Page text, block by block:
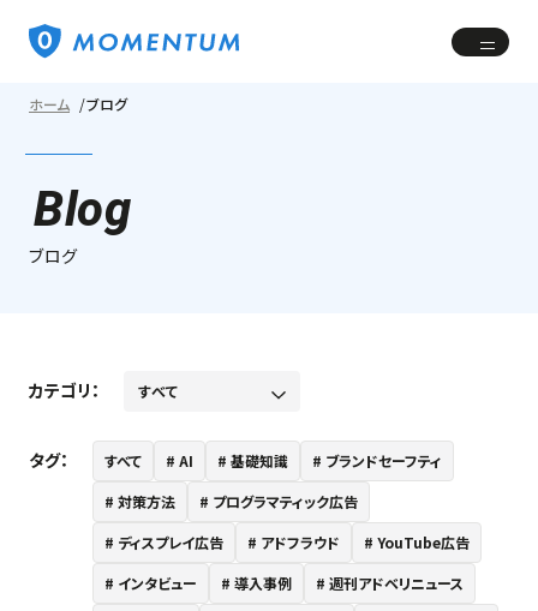
ホーム ブログ
Blog
ブログ
カテゴリ：
タグ： すべて AI 基礎知識
ブランドセーフティ
対策方法
プログラマティック広告
ディスプレイ広告
アドフラウド
YouTube広告
インタビュー
導入事例
週刊アドベリニュース